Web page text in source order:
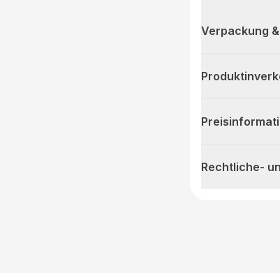
Verpackung
Rechtliche-